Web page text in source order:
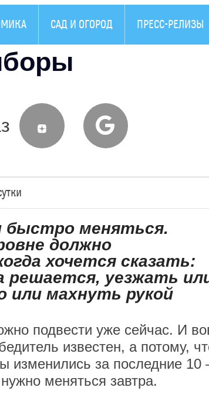
САД И ОГОРОД ПРЕСС-РЕЛИЗЫ
быстро меняться.
должно
хочется сказать:
решается, уезжать
или махнуть рукой
подвести уже сейчас. И
известен, а потому,
изменились за последние 10
меняться завтра.